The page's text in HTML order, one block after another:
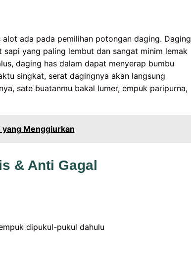
ada pada pemilihan potongan daging. Daging
yang paling lembut dan sangat minim lemak
daging has dalam dapat menyerap bumbu
singkat, serat dagingnya akan langsung
sate buatanmu bakal lumer, empuk paripurna,
yang Menggiurkan
& Anti Gagal
dipukul-pukul dahulu